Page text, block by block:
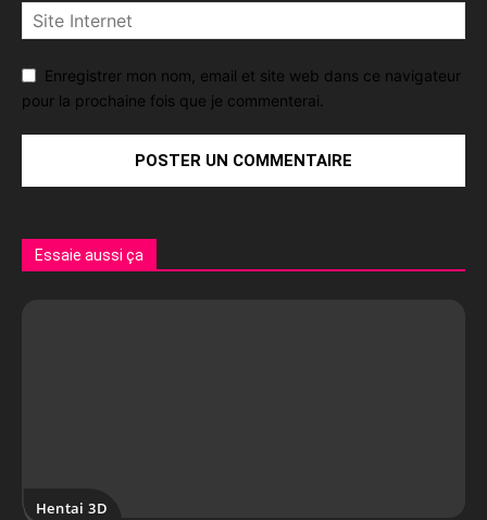
Enregistrer mon nom, email et site web dans ce navigateur
pour la prochaine fois que je commenterai.
Essaie aussi ça
Hentai 3D